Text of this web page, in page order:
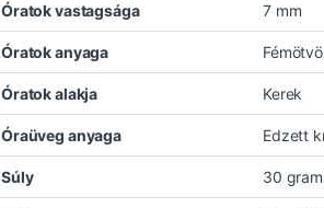
Óratok vastagsága 7 mm
Óratok anyaga
Óratok alakja Kerek
Óraüveg anyaga Edzett
Súly 30